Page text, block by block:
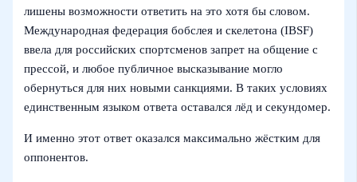
лишены возможности ответить на это хотя бы словом.
Международная федерация бобслея и скелетона (IBSF)
ввела для российских спортсменов запрет на общение с
прессой, и любое публичное высказывание могло
обернуться для них новыми санкциями. В таких условиях
единственным языком ответа оставался лёд и секундомер.
И именно этот ответ оказался максимально жёстким для
оппонентов.